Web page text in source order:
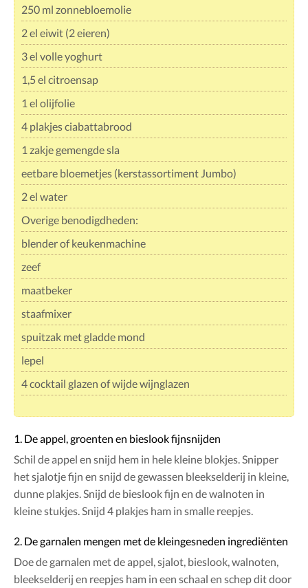
250 ml zonnebloemolie
2 el eiwit (2 eieren)
3 el volle yoghurt
1,5 el citroensap
1 el olijfolie
4 plakjes ciabattabrood
1 zakje gemengde sla
eetbare bloemetjes (kerstassortiment Jumbo)
2 el water
Overige benodigdheden:
blender of keukenmachine
zeef
maatbeker
staafmixer
spuitzak met gladde mond
lepel
4 cocktail glazen of wijde wijnglazen
1. De appel, groenten en bieslook fijnsnijden
Schil de appel en snijd hem in hele kleine blokjes. Snipper
het sjalotje fijn en snijd de gewassen bleekselderij in kleine,
dunne plakjes. Snijd de bieslook fijn en de walnoten in
kleine stukjes. Snijd 4 plakjes ham in smalle reepjes.
2. De garnalen mengen met de kleingesneden ingrediënten
Doe de garnalen met de appel, sjalot, bieslook, walnoten,
bleekselderij en reepjes ham in een schaal en schep dit door